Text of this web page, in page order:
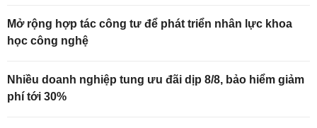
Mở rộng hợp tác công tư để phát triển nhân lực khoa
học công nghệ
Nhiều doanh nghiệp tung ưu đãi dịp 8/8, bảo hiểm giảm
phí tới 30%